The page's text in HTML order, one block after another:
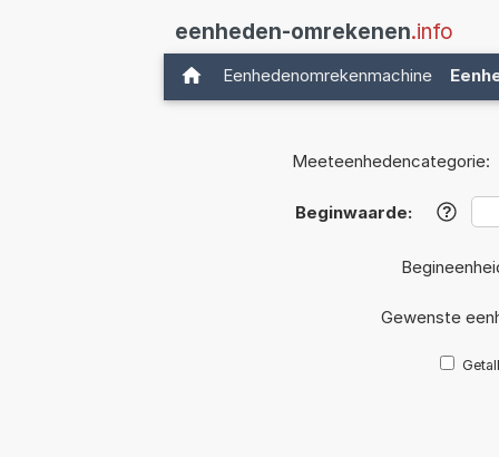
eenheden-omrekenen.info
Eenhedenomrekenmachine
Meeteenhedencategorie:
Beginwaarde: ?
Gewenste